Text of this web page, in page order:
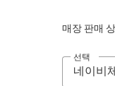
매장 판매
선택